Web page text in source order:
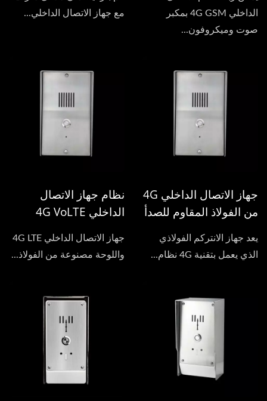
الداخلي 4G GSM بمكبر
صوت وميكروفون...
مع جهاز الاتصال الداخلي...
جهاز الاتصال الداخلي 4G
من الفولاذ المقاوم للصدأ
يعد جهاز الانتركم الفولاذي
الذي يعمل بتقنية 4G نظام...
نظام جهاز الاتصال
الداخلي 4G VoLTE
جهاز الاتصال الداخلي 4G LTE
واللوحة مصنوعة من الفولاذ...